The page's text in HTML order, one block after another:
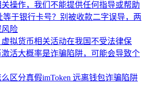
操作，我们不能提供任何指导或帮助
等于银行卡号？别被收款二字误导，两
险
拟货币相关活动在我国不受法律保
活大概率是诈骗陷阱，可能会导致个
区分真假imToken 远离钱包诈骗陷阱